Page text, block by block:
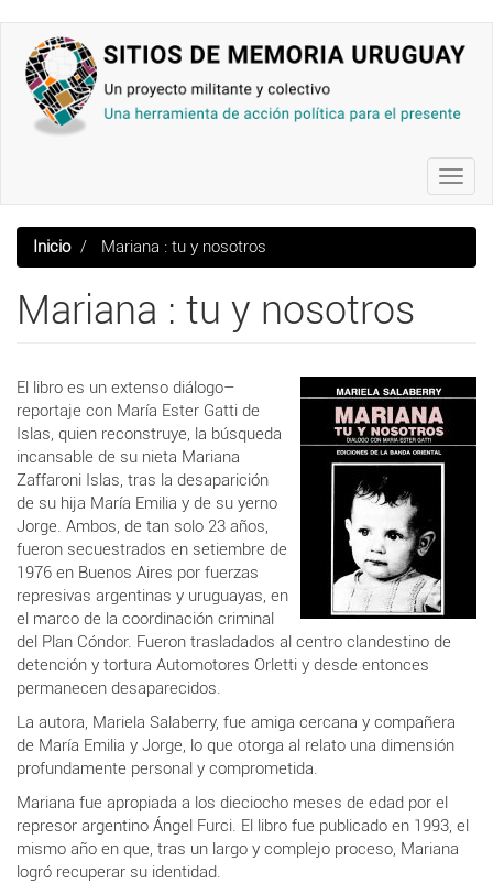
contenido
principal
Inicio Mariana : tu y nosotros
Mariana : tu y nosotros
El libro es un extenso diálogo–
reportaje con María Ester Gatti de
Islas, quien reconstruye, la búsqueda
incansable de su nieta Mariana
Zaffaroni Islas, tras la desaparición
de su hija María Emilia y de su yerno
Jorge. Ambos, de tan solo 23 años,
fueron secuestrados en setiembre de
1976 en Buenos Aires por fuerzas
represivas argentinas y uruguayas, en
el marco de la coordinación criminal
del Plan Cóndor. Fueron trasladados al centro clandestino de
detención y tortura Automotores Orletti y desde entonces
permanecen desaparecidos.
La autora, Mariela Salaberry, fue amiga cercana y compañera
de María Emilia y Jorge, lo que otorga al relato una dimensión
profundamente personal y comprometida.
Mariana fue apropiada a los dieciocho meses de edad por el
represor argentino Ángel Furci. El libro fue publicado en 1993, el
mismo año en que, tras un largo y complejo proceso, Mariana
logró recuperar su identidad.